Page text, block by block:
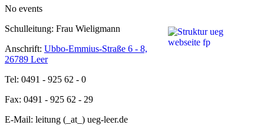
No events
Schulleitung: Frau Wieligmann
Anschrift: Ubbo-Emmius-Straße 6 - 8,
26789 Leer
Tel: 0491 - 925 62 - 0
Fax: 0491 - 925 62 - 29
E-Mail: leitung (_at_) ueg-leer.de